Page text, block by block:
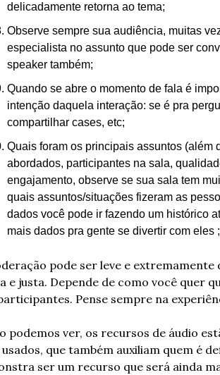
delicadamente retorna ao tema;
Observe sempre sua audiência, muitas
especialista no assunto que pode ser
speaker também;
Quando se abre o momento de fala é
intenção daquela interação: se é pra
compartilhar cases, etc;
Quais foram os principais assuntos (além
abordados, participantes na sala,
engajamento, observe se sua sala tem
quais assuntos/situações fizeram as
dados você pode ir fazendo um histórico
mais dados pra gente se divertir com eles
pode ser leve e
e justa. Depende de como você quer
Pense sempre na
podemos ver, os recursos de áudio
que também auxiliam quem é
ser um recurso que será ainda